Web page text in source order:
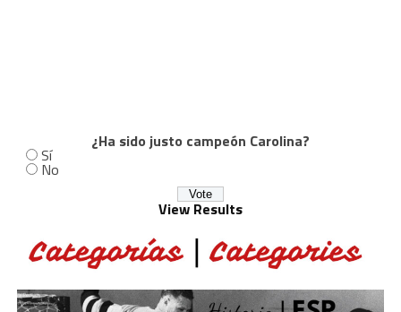
¿Ha sido justo campeón Carolina?
Sí
No
View Results